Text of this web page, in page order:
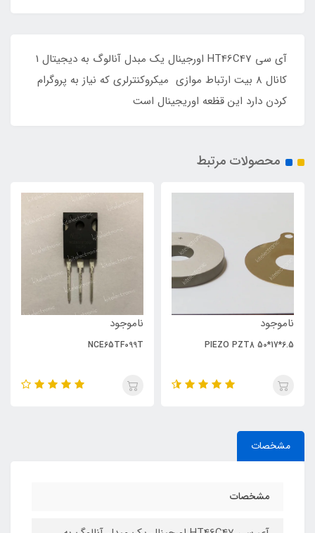
آی سی HT46C47 اورجینال یک مبدل آنالوگ به دیجیتال 1
کانال 8 بیت ارتباط موازی میکروکنترلری که نیاز به پروگرام
کردن دارد این قظعه اوریجینال است
محصولات مرتبط
ناموجود
PIEZO PZT8 50*17*6.5
ناموجود
NCE65TF099T
مشخصات
مشخصات